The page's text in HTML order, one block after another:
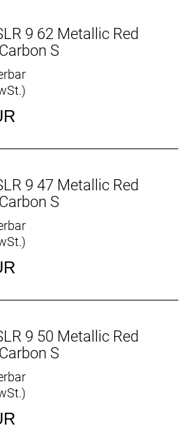
schnell rollenden 32 mm
dank der Reifenfreiheit bis 38-
von glattem Asphalt bis
unter die Räder nehmen.
Oberrohr hast du auf deinen
genug Stauraum zur
verborgenen
und der verborgenen
OCLV Carbon, IsoSpeed,
konisches Steuerrohr, interne
142 x12 mm
9 62 Metallic Red
S
9 47 Metallic Red
S
9 50 Metallic Red
S